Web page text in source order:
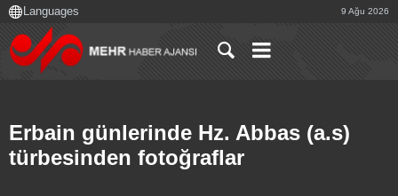
9 Ağu 2026
Erbain günlerinde Hz. Abbas (a.s)
türbesinden fotoğraflar